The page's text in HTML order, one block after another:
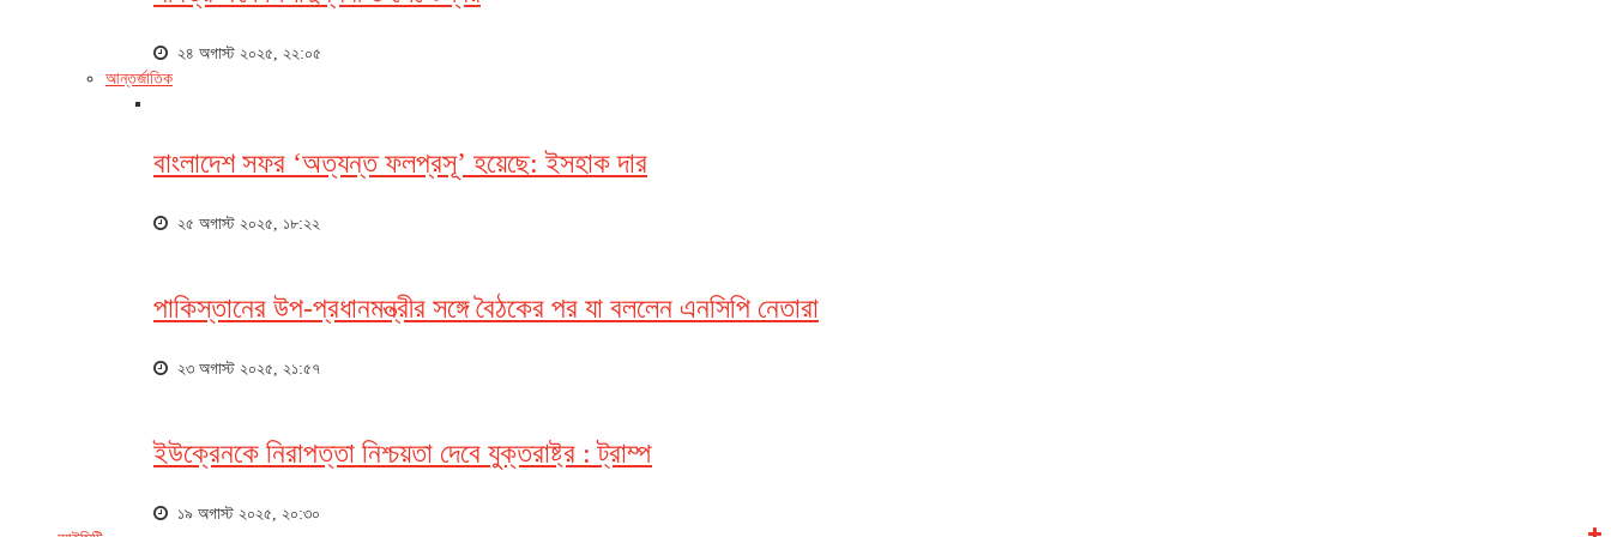
২৪ অগাস্ট ২০২৫, ২২:০৫
আন্তর্জাতিক
বাংলাদেশ সফর ‘অত্যন্ত ফলপ্রসূ’ হয়েছে: ইসহাক দার
২৫ অগাস্ট ২০২৫, ১৮:২২
পাকিস্তানের উপ-প্রধানমন্ত্রীর সঙ্গে বৈঠকের পর যা বললেন এনসিপি নেতারা
২৩ অগাস্ট ২০২৫, ২১:৫৭
ইউক্রেনকে নিরাপত্তা নিশ্চয়তা দেবে যুক্তরাষ্ট্র : ট্রাম্প
১৯ অগাস্ট ২০২৫, ২০:৩০